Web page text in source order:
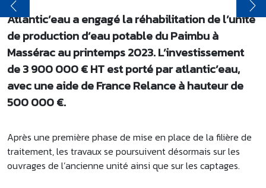
Atlantic’eau a engagé la réhabilitation de l’unité
de production d’eau potable du Paimbu à
Massérac au printemps 2023. L’investissement
de 3 900 000 € HT est porté par atlantic’eau,
avec une aide de France Relance à hauteur de
500 000 €.
Après une première phase de mise en place de la filière de
traitement, les travaux se poursuivent désormais sur les
ouvrages de l’ancienne unité ainsi que sur les captages.